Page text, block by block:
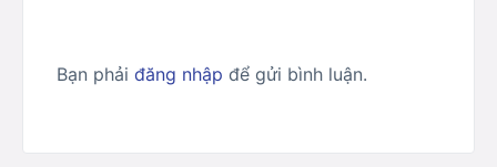
Bạn phải đăng nhập để gửi bình luận.